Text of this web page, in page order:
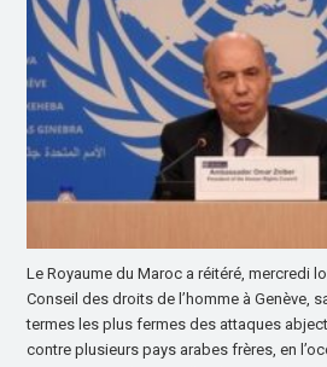
Le Royaume du Maroc a réitéré, mercredi
Conseil des droits de l’homme à Genève,
termes les plus fermes des attaques
contre plusieurs pays arabes frères, en